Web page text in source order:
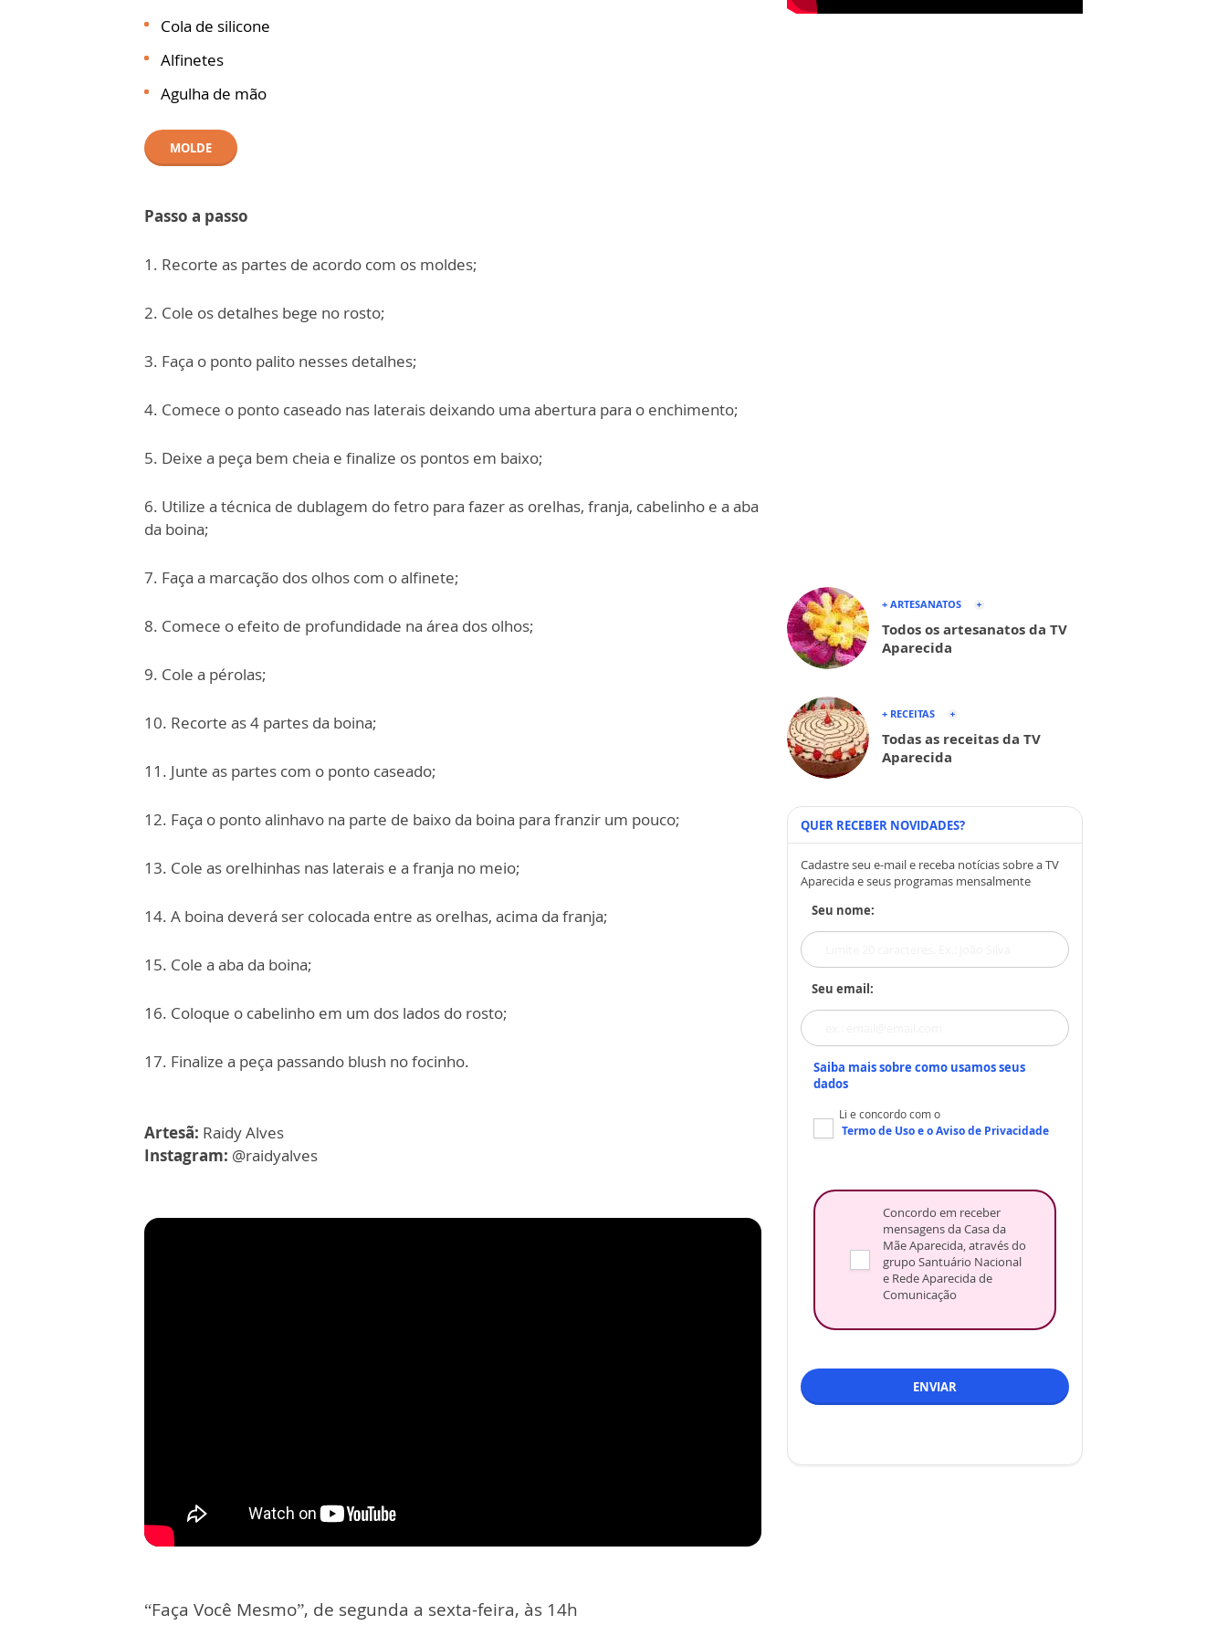
Cola de silicone
Alfinetes
Agulha de mão
MOLDE
Passo a passo
1. Recorte as partes de acordo com os moldes;
2. Cole os detalhes bege no rosto;
3. Faça o ponto palito nesses detalhes;
4. Comece o ponto caseado nas laterais deixando uma abertura para o enchimento;
5. Deixe a peça bem cheia e finalize os pontos em baixo;
6. Utilize a técnica de dublagem do fetro para fazer as orelhas, franja, cabelinho e a aba
da boina;
7. Faça a marcação dos olhos com o alfinete;
8. Comece o efeito de profundidade na área dos olhos;
9. Cole a pérolas;
10. Recorte as 4 partes da boina;
11. Junte as partes com o ponto caseado;
12. Faça o ponto alinhavo na parte de baixo da boina para franzir um pouco;
13. Cole as orelhinhas nas laterais e a franja no meio;
14. A boina deverá ser colocada entre as orelhas, acima da franja;
15. Cole a aba da boina;
16. Coloque o cabelinho em um dos lados do rosto;
17. Finalize a peça passando blush no focinho.
Artesã: Raidy Alves
Instagram: @raidyalves
“Faça Você Mesmo”, de segunda a sexta-feira, às 14h
+ ARTESANATOS
Todos os artesanatos da TV
Aparecida
+ RECEITAS
Todas as receitas da TV
Aparecida
QUER RECEBER NOVIDADES?
Cadastre seu e-mail e receba notícias sobre a TV
Aparecida e seus programas mensalmente
Seu nome:
Seu email:
Saiba mais sobre como usamos seus
dados
Li e concordo com o
Termo de Usoe oAviso de Privacidade
Concordo em receber
mensagens da Casa da
Mãe Aparecida, através do
grupo Santuário Nacional
e Rede Aparecida de
Comunicação
ENVIAR